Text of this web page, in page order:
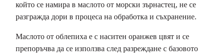
който се намира в маслото от морски зърнастец, не се
разгражда дори в процеса на обработка и съхранение.
Маслото от облепиха е с наситен оранжев цвят и се
препоръчва да се използва след разреждане с базовото